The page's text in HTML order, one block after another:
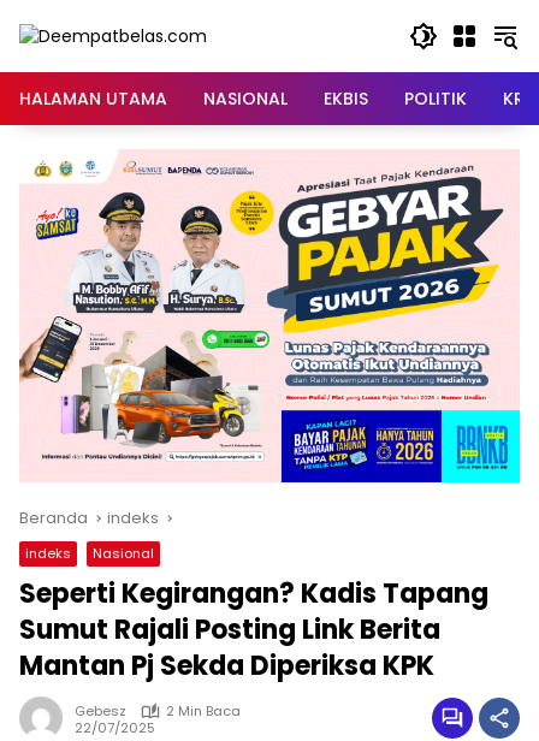
HALAMAN UTAMA
NASIONAL EKBIS POLITIK
Beranda indeks
indeks Nasional
Seperti Kegirangan? Kadis Tapang
Sumut Rajali Posting Link Berita
Mantan Pj Sekda Diperiksa KPK
Gebesz
2 Min Baca
22/07/2025